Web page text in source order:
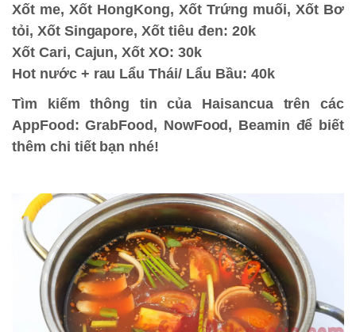
Xốt me, Xốt HongKong, Xốt Trứng muối, Xốt Bơ
tỏi, Xốt Singapore, Xốt tiêu đen: 20k
Xốt Cari, Cajun, Xốt XO: 30k
Hot nước + rau Lẩu Thái/ Lẩu Bầu: 40k
Tìm kiếm thông tin của Haisancua trên các
AppFood: GrabFood, NowFood, Beamin để biết
thêm chi tiết bạn nhé!